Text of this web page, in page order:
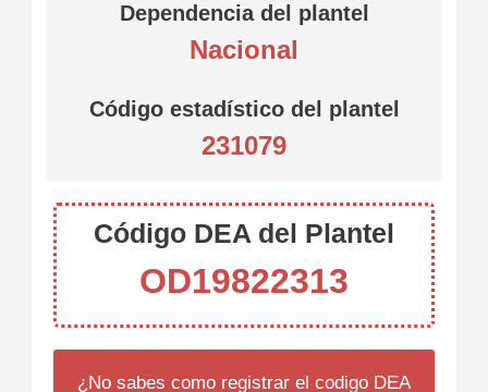
Dependencia del plantel
Nacional
Código estadístico del plantel
231079
Código DEA del Plantel
OD19822313
¿No sabes como registrar el codigo DEA